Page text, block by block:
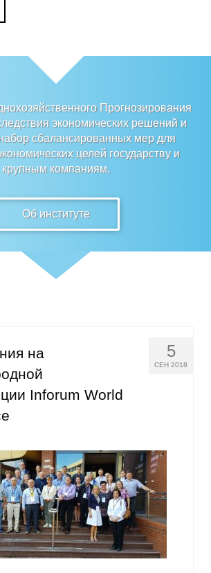
требования
оформления
труды
этика
для авторов
требования
семинар
и регионы
Прогнозирования
экономических решений и
сбалансированных мер для
целей государству и
крупным компаниям.
Об институте
5
СЕН 2018
на
Inforum World